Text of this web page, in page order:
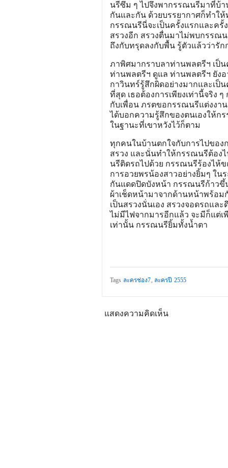
นรีซึม ๆ ไปจึงพากรรณนรีมาที่บ้า
กันและกัน ด้วยบรรยากาศก็ทำใ
กรรณนรีนี่จะเป็นครั้งแรกและครั้
สรวงอีก สรวงตื่นมาไม่พบกรรณ
ถึงกับทรุดลงกับพื้น รู้ตัวแล้วว่ารั
ภาพิศมากราบลาท่านพลตรีฯ เป็
ท่านพลตรีฯ ดูแล ท่านพลตรีฯ ยัง
กาวินทร์รู้สึกผิดอย่างมากและเป็
ที่สุด เธอต้องการเพียงเท่านี้จริง
กับเพื่อน ภรตขอกรรณนรีแต่งงา
ได้บอกความรู้สึกของตนเองให้ก
ในฐานะที่เขาหวังไว้ก็ตาม
ทุกคนในบ้านตกใจกับการไปขอ
สรวง และนั่นทำให้กรรณนรีต้องไ
นรีติดรถไปด้วย กรรณนรีร้องไห้
การอวยพรน้องสาวอย่างยิ้มๆ ใ
กันแดดปิดบังหน้า กรรณนรีก้าวขึ้
ผ้าเช็ดหน้ามาจากด้านหน้าพร้อม
เป็นสรวงนั่นเอง สรวงจอดรถแ
ไม่มีไฟจากมารอีกแล้ว จะมีก็แต่
เท่านั้น กรรณนรียิ้มทั้งน้ำตา
Tags ละครช่อง7, ละครปี 2555
แสดงความคิดเห็น